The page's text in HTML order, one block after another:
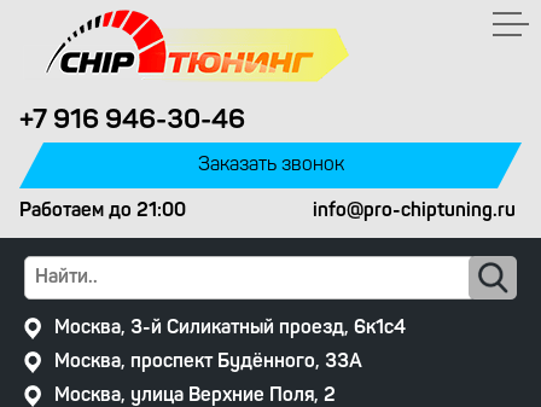
+7 916 946-30-46
Заказать звонок
Работаем до 21:00 info@pro-chiptuning.ru
Москва, 3-й Силикатный проезд, 6к1с4
Москва, проспект Будённого, 33А
Москва, улица Верхние Поля, 2